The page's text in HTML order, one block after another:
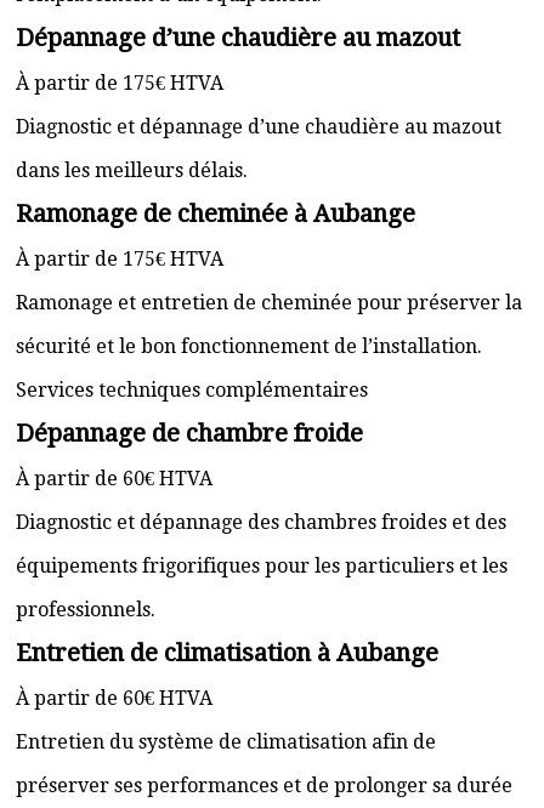
Dépannage d’une chaudière au mazout
À partir de 175€ HTVA
Diagnostic et dépannage d’une chaudière au mazout
dans les meilleurs délais.
Ramonage de cheminée à Aubange
À partir de 175€ HTVA
Ramonage et entretien de cheminée pour préserver la
sécurité et le bon fonctionnement de l’installation.
Services techniques complémentaires
Dépannage de chambre froide
À partir de 60€ HTVA
Diagnostic et dépannage des chambres froides et des
équipements frigorifiques pour les particuliers et les
professionnels.
Entretien de climatisation à Aubange
À partir de 60€ HTVA
Entretien du système de climatisation afin de
préserver ses performances et de prolonger sa durée